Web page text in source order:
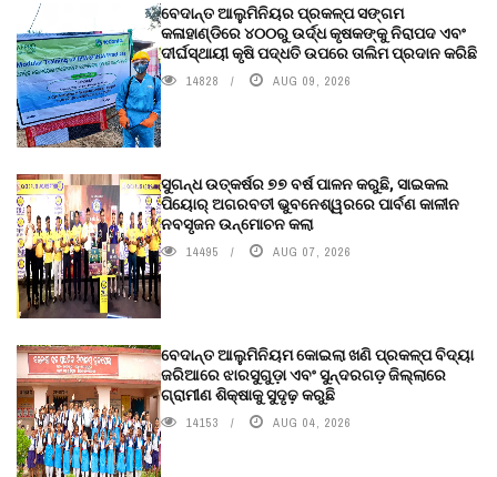
ବେଦାନ୍ତ ଆଲୁମିନିୟର ପ୍ରକଳ୍ପ ସଙ୍ଗମ
କଳାହାଣ୍ଡିରେ ୪୦୦ରୁ ଉର୍ଦ୍ଧ କୃଷକଙ୍କୁ ନିରାପଦ ଏବଂ
ଦୀର୍ଘସ୍ଥାୟୀ କୃଷି ପଦ୍ଧତି ଉପରେ ତାଲିମ ପ୍ରଦାନ କରିଛି
14828 AUG 09, 2026
ସୁଗନ୍ଧ ଉତ୍କର୍ଷର ୭୭ ବର୍ଷ ପାଳନ କରୁଛି, ସାଇକଲ
ପିୟୋର୍‌ ଅଗରବତୀ ଭୁବନେଶ୍ୱରରେ ପାର୍ବଣ କାଳୀନ
ନବସୃଜନ ଉନ୍ମୋଚନ କଲା
14495 AUG 07, 2026
ବେଦାନ୍ତ ଆଲୁମିନିୟମ କୋଇଲା ଖଣି ପ୍ରକଳ୍ପ ବିଦ୍ୟା
ଜରିଆରେ ଝାରସୁଗୁଡ଼ା ଏବଂ ସୁନ୍ଦରଗଡ଼ ଜିଲ୍ଲାରେ
ଗ୍ରାମୀଣ ଶିକ୍ଷାକୁ ସୁଦୃଢ଼ କରୁଛି
14153 AUG 04, 2026